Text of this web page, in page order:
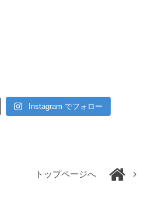
Instagram でフォロー
トップページへ